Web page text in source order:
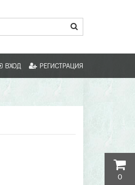
ВХОД РЕГИСТРАЦИЯ
0